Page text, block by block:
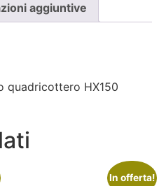
aggiuntive
quadricottero HX150
In offerta!